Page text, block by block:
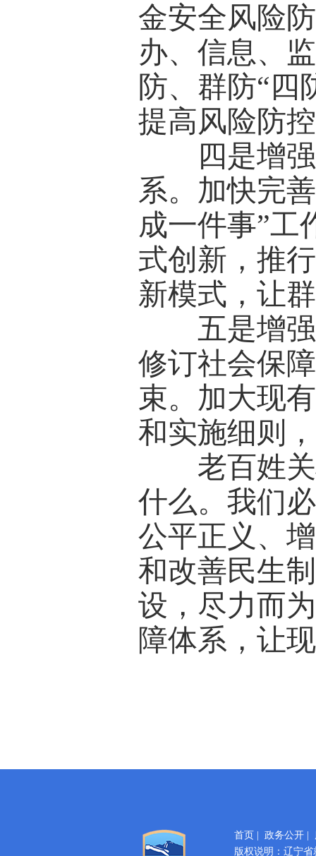
金安全风险
办、信息、
防、群防“四
提高风险防
四是增强
系。加快完
成一件事”工
式创新，推
新模式，让
五是增强
修订社会保
束。加大现
和实施细则
老百姓关
什么。我们
公平正义、
和改善民生
设，尽力而
障体系，让
首页 政务公开|
版权说明：辽宁